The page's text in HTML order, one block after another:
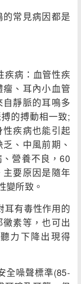
常見病因都是
疾病：血管性疾
、耳內小血管
靜脈的耳鳴多
的搏動相一致;
疾病也能引起
、中風前期、
營養不良，60
要原因是隨年
變所致。
有毒性作用的
素等，也可出
力下降出現得
全噪聲標準(85-